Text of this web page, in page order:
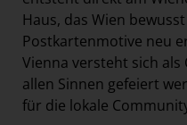
Haus, das Wien
Postkartenmotive neu
Vienna versteht sich
allen Sinnen gefeiert
für die lokale